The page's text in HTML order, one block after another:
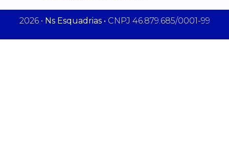
2026 • Ns Esquadrias •CNPJ 46.879.685/0001-99